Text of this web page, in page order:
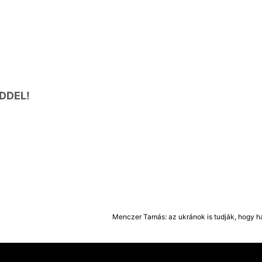
Menczer Tamás: az ukránok is tudják, hogy